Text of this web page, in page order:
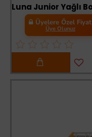
Üyelere Özel Fiyat
Üye Olunuz